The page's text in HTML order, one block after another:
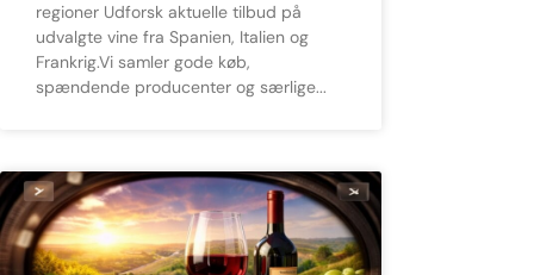
regioner Udforsk aktuelle tilbud på
udvalgte vine fra Spanien, Italien og
Frankrig.Vi samler gode køb,
spændende producenter og særlige